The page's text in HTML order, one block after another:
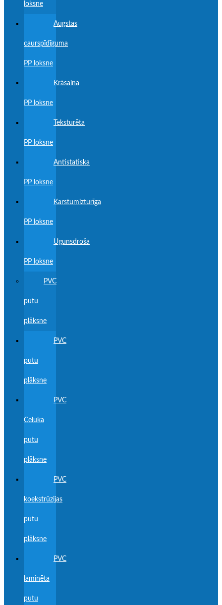
loksne
Augstas
caurspīdīguma
PP loksne
Krāsaina
PP loksne
Teksturēta
PP loksne
Antistatiska
PP loksne
Karstumizturīga
PP loksne
Ugunsdroša
PP loksne
PVC
putu
plāksne
PVC
putu
plāksne
PVC
Celuka
putu
plāksne
PVC
koekstrūzijas
putu
plāksne
PVC
laminēta
putu